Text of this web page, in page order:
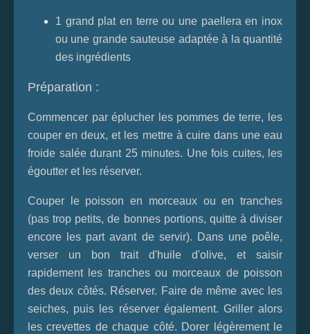
1 grand plat en terre ou une paellera en inox
ou une grande sauteuse adaptée à la quantité
des ingrédients
Préparation :
Commencer par éplucher les pommes de terre, les
couper en deux, et les mettre à cuire dans une eau
froide salée durant 25 minutes. Une fois cuites, les
égoutter et les réserver.
Couper le poisson en morceaux ou en tranches
(pas trop petits, de bonnes portions, quitte à diviser
encore les part avant de servir). Dans une poêle,
verser un bon trait d'huile d'olive, et saisir
rapidement les tranches ou morceaux de poisson
des deux côtés. Réserver. Faire de même avec les
seiches, puis les réserver également. Griller alors
les crevettes de chaque côté. Dorer légèrement le